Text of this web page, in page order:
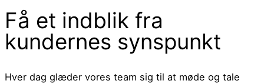
Få et indblik fra
kundernes synspunkt
Hver dag glæder vores team sig til at møde og tale